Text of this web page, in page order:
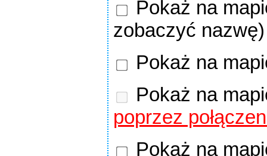
Pokaż na
zobaczyć nazwę)
Pokaż na
Pokaż na
poprzez
Pokaż na